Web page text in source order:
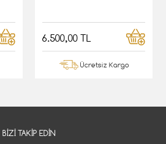
6.500,00 TL
Ücretsiz Kargo
BIZI TAKIP EDIN